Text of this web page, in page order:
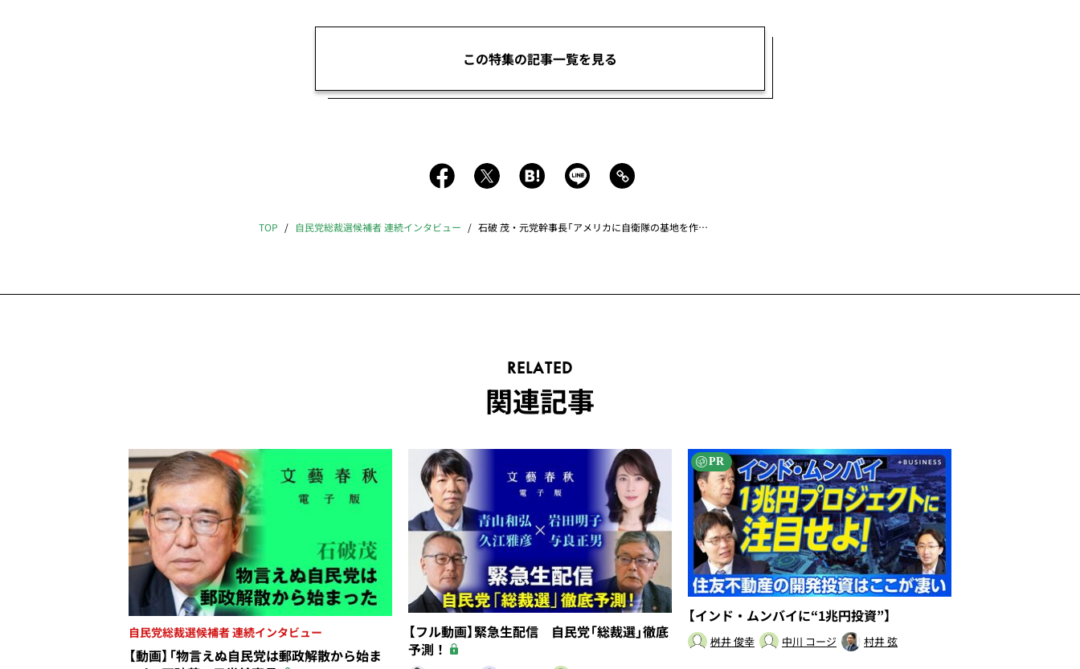
この特集の記事一覧を見る
TOP 自民党総裁選候補者 連続インタビュー 石破 茂・元党幹事長「アメリカに自衛隊の基地を作れ」
RELATED
関連記事
自民党総裁選候補者 連続インタビュー
【動画】「物言えぬ自民党は郵政解散から始ま
【フル動画】緊急生配信 自民党「総裁選」徹底
予測！
PR
【インド・ムンバイに“1兆円投資”】
桝井 俊幸 中川 コージ 村井 弦